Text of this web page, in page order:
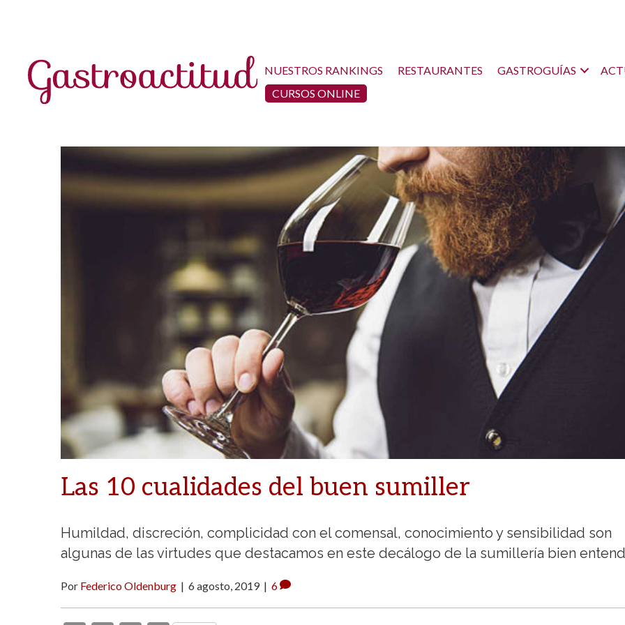
NUESTROS RANKINGS RESTAURANTES GASTROGUÍAS
CURSOS ONLINE
Las 10 cualidades del buen sumiller
Humildad, discreción, complicidad con el comensal, conocimiento y sensibilidad son
algunas de las virtudes que destacamos en este decálogo de la sumillería bien
Por Federico Oldenburg | 6 agosto, 2019 | 6